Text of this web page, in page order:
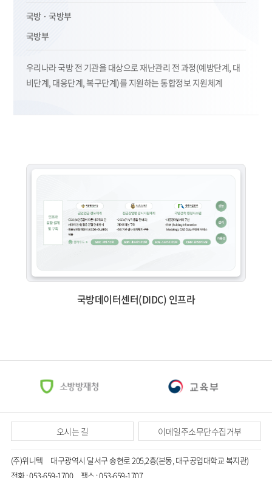
국방 · 국방부
국방부
우리나라 국방 전 기관을 대상으로 재난관리 전 과정(예방단계, 대
비단계, 대응단계, 복구단계)를 지원하는 통합정보 지원체계
국방데이터센터(DIDC) 인프라
오시는 길 이메일주소무단수집거부
(주)위니텍
대구광역시 달서구 송현로 205,2층(본동, 대구공업대학교 복지관)
전화 : 053-659-1700
팩스 : 053-659-1707